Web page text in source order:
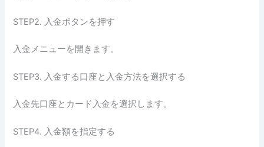
STEP2. 入金ボタンを押す
入金メニューを開きます。
STEP3. 入金する口座と入金方法を選択する
入金先口座とカード入金を選択します。
STEP4. 入金額を指定する